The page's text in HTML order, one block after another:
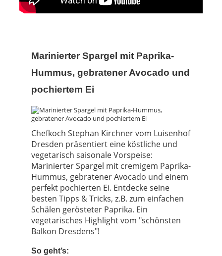
Marinierter Spargel mit Paprika-
Hummus, gebratener Avocado und
pochiertem Ei
Chefkoch Stephan Kirchner vom Luisenhof
Dresden präsentiert eine köstliche und
vegetarisch saisonale Vorspeise:
Marinierter Spargel mit cremigem Paprika-
Hummus, gebratener Avocado und einem
perfekt pochierten Ei. Entdecke seine
besten Tipps & Tricks, z.B. zum einfachen
Schälen gerösteter Paprika. Ein
vegetarisches Highlight vom "schönsten
Balkon Dresdens"!
So geht’s: